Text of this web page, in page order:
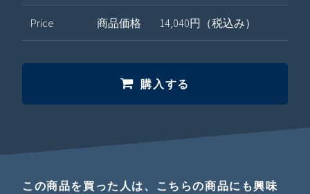
Price 商品価格 14,040円（税込み）
購入する
この商品を買った人は、こちらの商品にも興味